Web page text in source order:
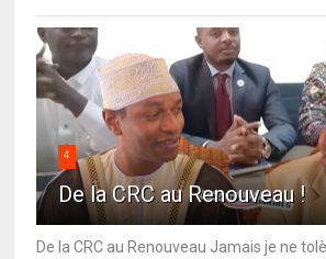
4
De la CRC au Renouveau !
De la CRC au Renouveau Jamais je ne